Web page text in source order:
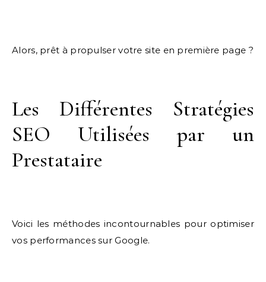
Alors, prêt à propulser votre site en première page ?
Les Différentes Stratégies
SEO Utilisées par un
Prestataire
Voici les méthodes incontournables pour optimiser
vos performances sur Google.